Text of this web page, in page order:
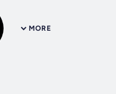
MORE